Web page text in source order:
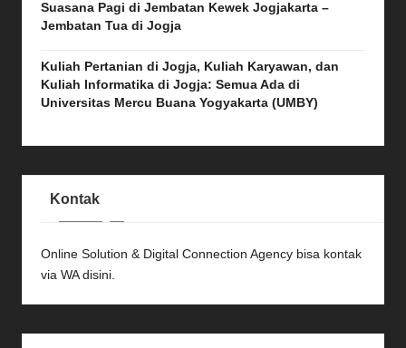
Suasana Pagi di Jembatan Kewek Jogjakarta –
Jembatan Tua di Jogja
Kuliah Pertanian di Jogja, Kuliah Karyawan, dan
Kuliah Informatika di Jogja: Semua Ada di
Universitas Mercu Buana Yogyakarta (UMBY)
Kontak
Online Solution & Digital Connection Agency bisa kontak
via WA disini.